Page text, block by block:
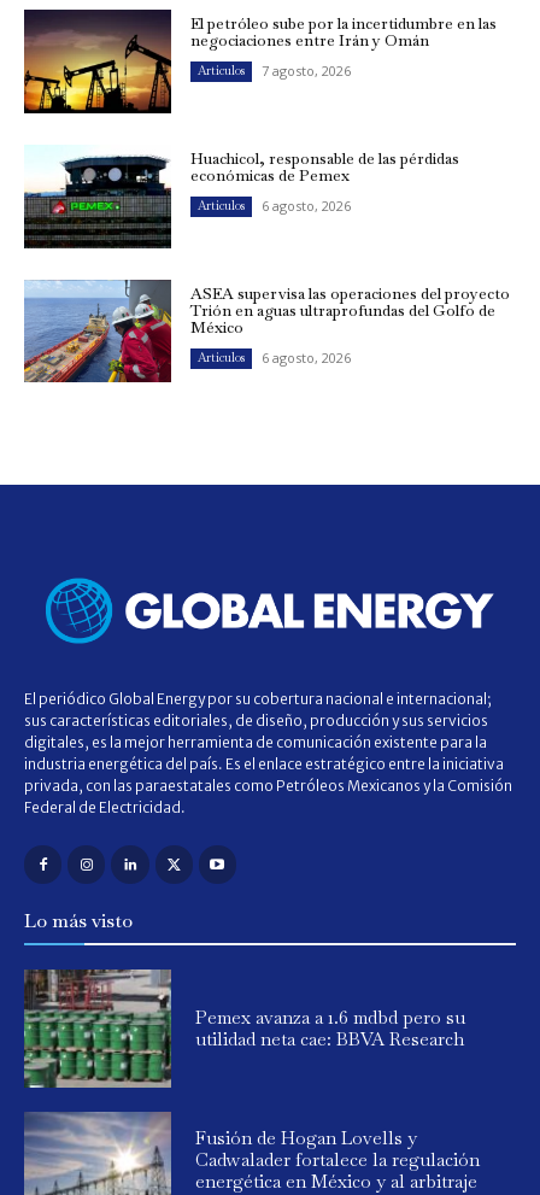
El petróleo sube por la incertidumbre en las
negociaciones entre Irán y Omán
Artículos 7 agosto, 2026
Huachicol, responsable de las pérdidas
económicas de Pemex
Artículos 6 agosto, 2026
ASEA supervisa las operaciones del proyecto
Trión en aguas ultraprofundas del Golfo de
México
Artículos 6 agosto, 2026
El periódico Global Energy por su cobertura nacional e internacional;
sus características editoriales, de diseño, producción y sus servicios
digitales, es la mejor herramienta de comunicación existente para la
industria energética del país. Es el enlace estratégico entre la iniciativa
privada, con las paraestatales como Petróleos Mexicanos y la Comisión
Federal de Electricidad.
Lo más visto
Pemex avanza a 1.6 mdbd pero su
utilidad neta cae: BBVA Research
Fusión de Hogan Lovells y
Cadwalader fortalece la regulación
energética en México y al arbitraje